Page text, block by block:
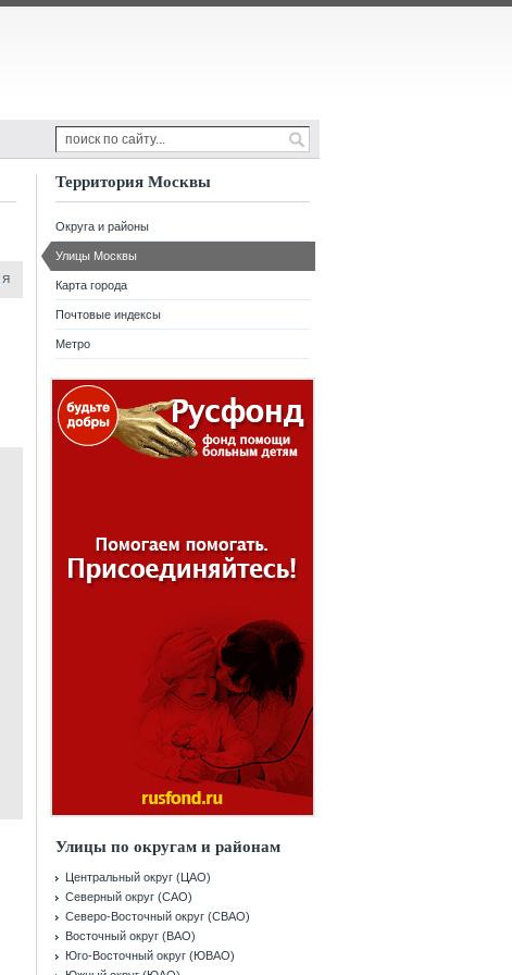
Я
Территория Москвы
Округа и районы
Улицы Москвы
Карта города
Почтовые индексы
Метро
Улицы по округам и районам
Центральный округ (ЦАО)
Северный округ (САО)
Северо-Восточный округ (СВАО)
Восточный округ (ВАО)
Юго-Восточный округ (ЮВАО)